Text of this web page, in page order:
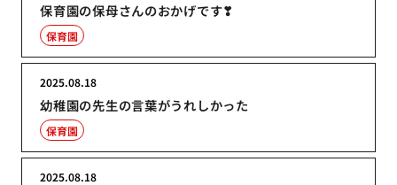
保育園の保母さんのおかげです❣
保育園
幼稚園の先生の言葉がうれしかった
2025.08.18
保育園
2025.08.18